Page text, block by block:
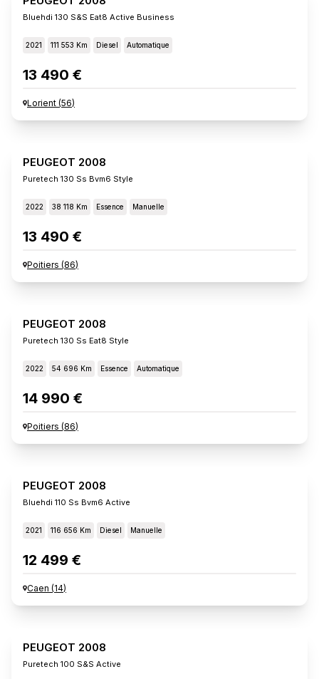
Bluehdi 130 S&s Eat8 Active Business
2021 111 553 Km Diesel Automatique
13 490 €
Lorient (56)
PEUGEOT 2008
Puretech 130 Ss Bvm6 Style
2022 38 118 Km Essence Manuelle
13 490 €
Poitiers (86)
PEUGEOT 2008
Puretech 130 Ss Eat8 Style
2022 54 696 Km Essence Automatique
14 990 €
Poitiers (86)
PEUGEOT 2008
Bluehdi 110 Ss Bvm6 Active
2021 116 656 Km Diesel Manuelle
12 499 €
Caen (14)
PEUGEOT 2008
Puretech 100 S&s Active